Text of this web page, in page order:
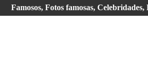
Famosos, Fotos famosas,